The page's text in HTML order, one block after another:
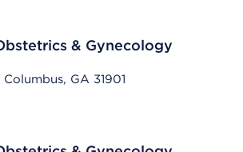
& Gynecology
GA 31901
application on mobile devices